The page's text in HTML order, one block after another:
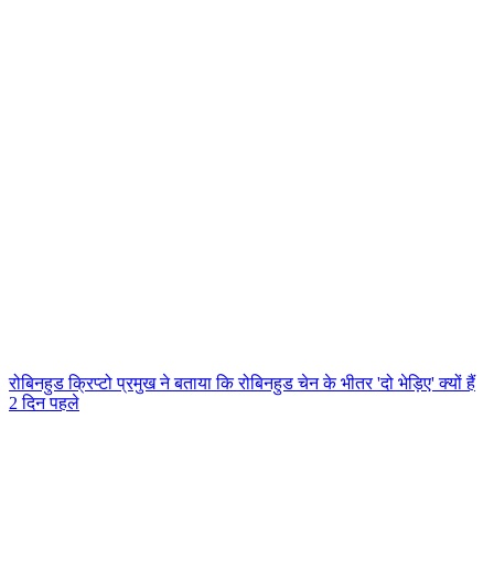
रोबिनहुड क्रिप्टो प्रमुख ने बताया कि रोबिनहुड चेन के भीतर 'दो भेड़िए' क्यों हैं
2 दिन पहले